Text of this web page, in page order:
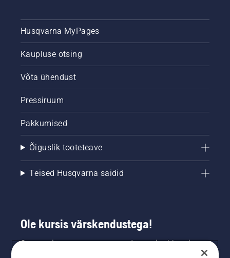
Husqvarna MyPages
Kaupluse otsing
Võta ühendust
Pressiruum
Pakkumised
Õiguslik tooteteave
Teised Husqvarna saidid
Ole kursis värskendustega!
Saa uusimat teavet uute toodete, eripakkumiste